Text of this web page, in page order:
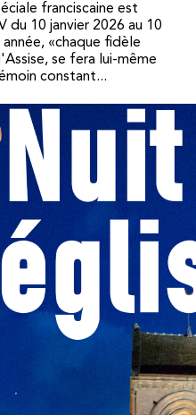
franciscaine est
du 10 janvier 2026 au 10
«chaque fidèle
se fera lui-même
constant...